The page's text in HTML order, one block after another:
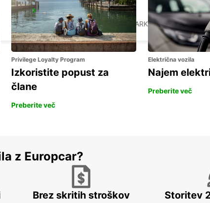
AARHUS
AARHUS C - DENMARK
Privilege Loyalty Program
Izkoristite popust za
člane
Preberite več
Električna vozila
Najem
Preberite več
z Europcar?
Brez skritih stroškov
Storitev